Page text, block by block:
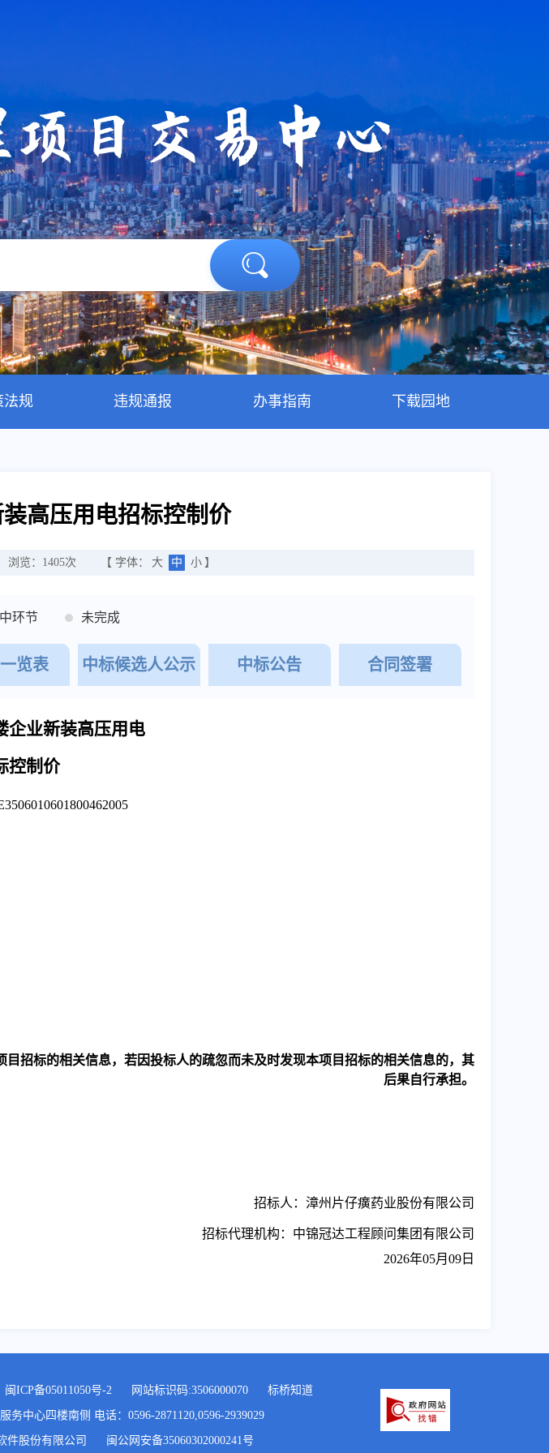
法规 违规通报 办事指南 下载园地
高压用电招标控制价
浏览： 1405次 【 字体： 大 中 小 】
环节 未完成
览表 中标候选人公示 中标公告 合同签署
企业新装高压用电
控制价
招标的相关信息，若因投标人的疏忽而未及时发现本项目招标的相关信息的，其
后果自行承担。
招标人：漳州片仔癀药业股份有限公司
招标代理机构：中锦冠达工程顾问集团有限公司
2026年05月 09 日
闽ICP备05011050号-2 网站标识码:3506000070 标桥知道
中心四楼南侧 电话：0596-2871120,0596-2939029
件股份有限公司 闽公网安备35060302000241号